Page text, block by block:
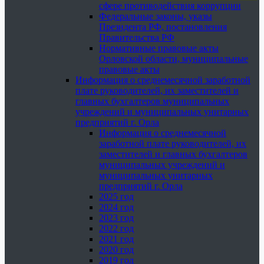
сфере противодействия коррупции
Федеральные законы, указы
Президента РФ, постановления
Правительства РФ
Нормативные правовые акты
Орловской области, муниципальные
правовые акты
Информация о среднемесячной заработной
плате руководителей, их заместителей и
главных бухгалтеров муниципальных
учреждений и муниципальных унитарных
предприятий г. Орла
Информация о среднемесячной
заработной плате руководителей, их
заместителей и главных бухгалтеров
муниципальных учреждений и
муниципальных унитарных
предприятий г. Орла
2025 год
2024 год
2023 год
2022 год
2021 год
2020 год
2019 год